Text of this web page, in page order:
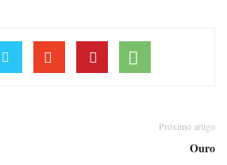
Próximo artigo
Ouro